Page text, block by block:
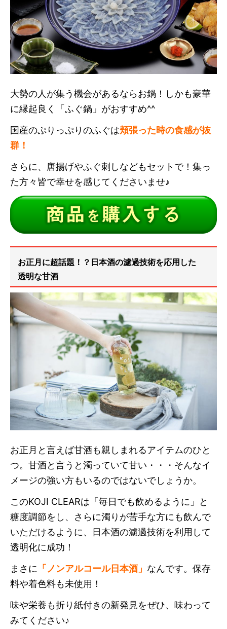
大勢の人が集う機会があるならお鍋！しかも豪華
に縁起良く「ふぐ鍋」がおすすめ^^
国産のぷりっぷりのふぐは頬張った時の食感が抜
群！
さらに、唐揚げやふぐ刺しなどもセットで！集っ
た方々皆で幸せを感じてくださいませ♪
お正月に超話題！？日本酒の濾過技術を応用した
透明な甘酒
お正月と言えば甘酒も親しまれるアイテムのひと
つ。甘酒と言うと濁っていて甘い・・・そんなイ
メージの強い方もいるのではないでしょうか。
このKOJI CLEARは「毎日でも飲めるように」と
糖度調節をし、さらに濁りが苦手な方にも飲んで
いただけるように、日本酒の濾過技術を利用して
透明化に成功！
まさに 「ノンアルコール日本酒」 なんです。保存
料や着色料も未使用！
味や栄養も折り紙付きの新発見をぜひ、味わって
みてください♪